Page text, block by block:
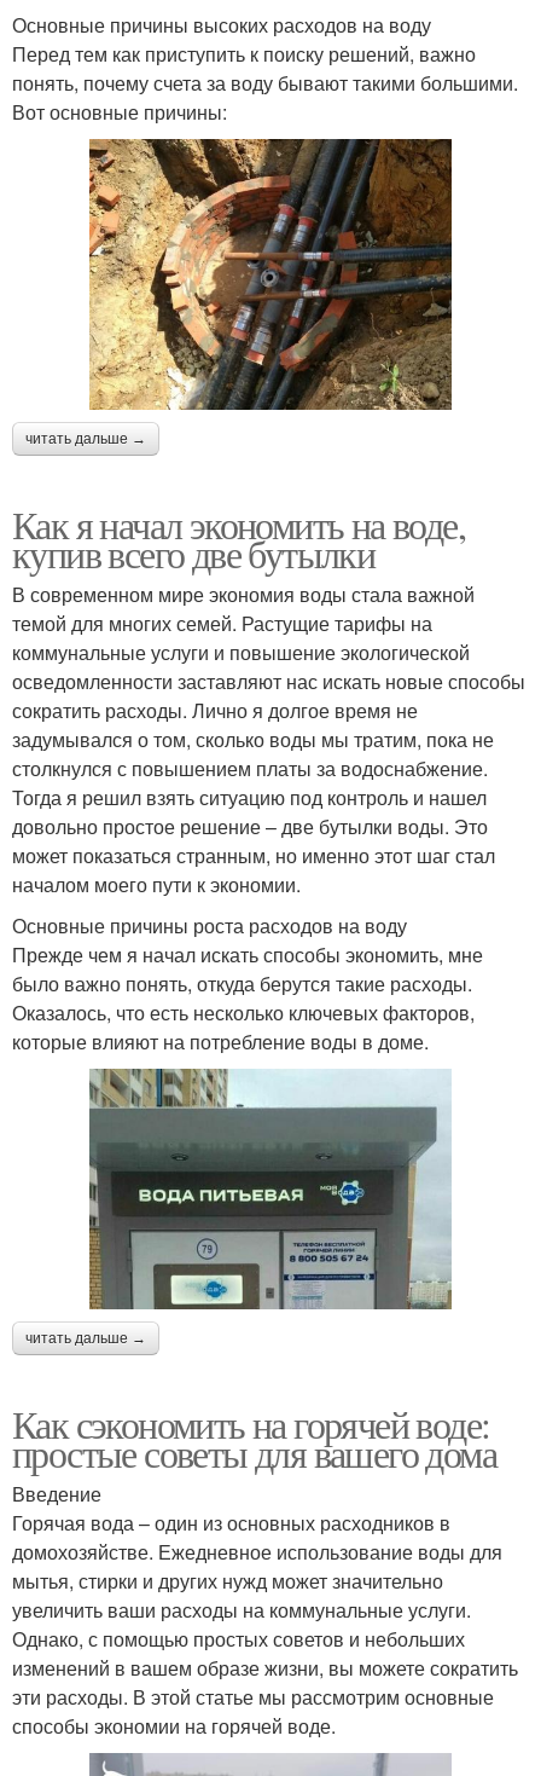
Основные причины высоких расходов на воду
Перед тем как приступить к поиску решений, важно
понять, почему счета за воду бывают такими большими.
Вот основные причины:
читать дальше →
Как я начал экономить на воде,
купив всего две бутылки
В современном мире экономия воды стала важной
темой для многих семей. Растущие тарифы на
коммунальные услуги и повышение экологической
осведомленности заставляют нас искать новые способы
сократить расходы. Лично я долгое время не
задумывался о том, сколько воды мы тратим, пока не
столкнулся с повышением платы за водоснабжение.
Тогда я решил взять ситуацию под контроль и нашел
довольно простое решение – две бутылки воды. Это
может показаться странным, но именно этот шаг стал
началом моего пути к экономии.
Основные причины роста расходов на воду
Прежде чем я начал искать способы экономить, мне
было важно понять, откуда берутся такие расходы.
Оказалось, что есть несколько ключевых факторов,
которые влияют на потребление воды в доме.
читать дальше →
Как сэкономить на горячей воде:
простые советы для вашего дома
Введение
Горячая вода – один из основных расходников в
домохозяйстве. Ежедневное использование воды для
мытья, стирки и других нужд может значительно
увеличить ваши расходы на коммунальные услуги.
Однако, с помощью простых советов и небольших
изменений в вашем образе жизни, вы можете сократить
эти расходы. В этой статье мы рассмотрим основные
способы экономии на горячей воде.